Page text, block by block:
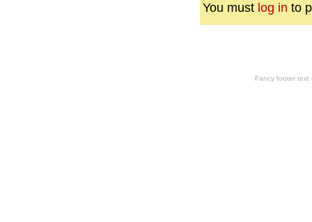
You must log in to
Fancy footer